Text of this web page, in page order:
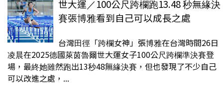
世大運／100公尺跨欄跑13.48 秒無緣決
賽張博雅看到自己可以成長之處
台灣田徑「跨欄女神」張博雅在台灣時間26日
凌晨在2025德國萊茵魯爾世大運女子100公尺跨欄準決賽登
場，最終她雖然跑出13秒48無緣決賽，但也發現了不少自己
可以改進之處，...